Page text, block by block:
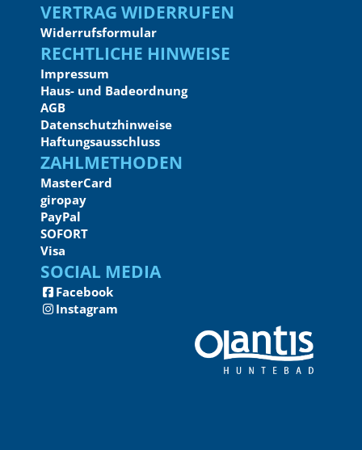
Vertrag widerrufen
Widerrufsformular
Rechtliche Hinweise
Impressum
Haus- und Badeordnung
AGB
Datenschutzhinweise
Haftungsausschluss
Zahlmethoden
MasterCard
giropay
PayPal
SOFORT
Visa
Social Media
Facebook
Instagram